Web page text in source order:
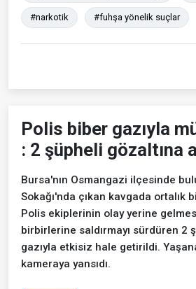
#narkotik #fuhşa yönelik suçlar
Polis biber gazıyla
: 2 şüpheli gözaltına
Bursa'nın Osmangazi ilçesinde
Sokağı'nda çıkan kavgada ortalık
Polis ekiplerinin olay yerine
birbirlerine saldırmayı sürdüren 2
gazıyla etkisiz hale getirildi.
kameraya yansıdı.